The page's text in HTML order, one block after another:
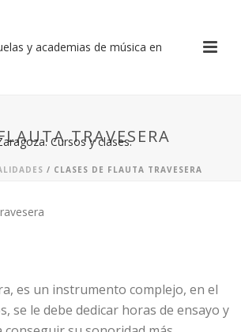
TRAVESERA
/ CLASES DE FLAUTA TRAVESERA
es un instrumento complejo, en el
se le debe dedicar horas de ensayo y